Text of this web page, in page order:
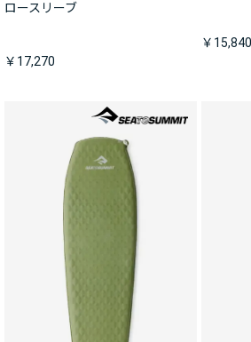
ロースリーブ
￥17,270
￥15,840